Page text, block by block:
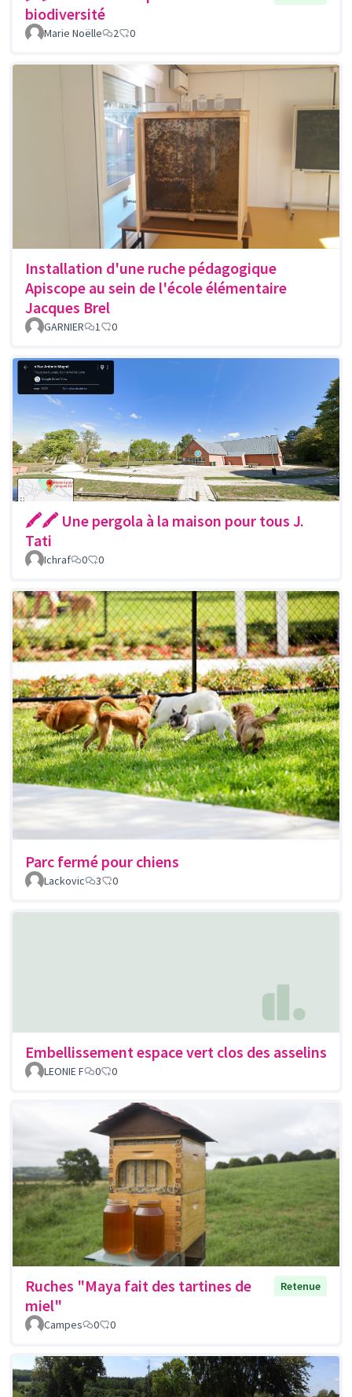
biodiversité
Marie Noëlle 2 0
Installation d'une ruche pédagogique
Apiscope au sein de l'école élémentaire
Jacques Brel
GARNIER 1 0
🖍🖍 Une pergola à la maison pour tous J.
Tati
Ichraf 0 0
Parc fermé pour chiens
Lackovic 3 0
Embellissement espace vert clos des asselins
LEONIE F 0 0
Ruches "Maya fait des tartines de
miel"
Retenue
Campes 0 0